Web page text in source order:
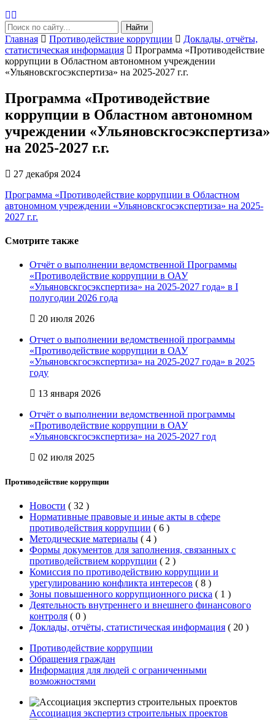
Найти
Главная Противодействие коррупции
Доклады, отчёты,
статистическая информация
Программа «Противодействие
коррупции в Областном автономном учреждении
«Ульяновскгосэкспертиза» на 2025-2027 г.г.
Программа «Противодействие
коррупции в Областном автономном
учреждении «Ульяновскгосэкспертиза»
на 2025-2027 г.г.
27 декабря 2024
Программа «Противодействие коррупции в Областном
автономном учреждении «Ульяновскгосэкспертиза» на 2025-
2027 г.г.
Смотрите также
Отчёт о выполнении ведомственной Программы
«Противодействие коррупции в ОАУ
«Ульяновскгосэкспертиза» на 2025-2027 года» в I
полугодии 2026 года
20 июля 2026
Отчет о выполнении ведомственной программы
«Противодействие коррупции в ОАУ
«Ульяновскгосэкспертиза» на 2025-2027 года» в 2025
году
13 января 2026
Отчёт о выполнении ведомственной программы
«Противодействие коррупции в ОАУ
«Ульяновскгосэкспертиза» на 2025-2027 год
02 июля 2025
Противодействие коррупции
Новости ( 32 )
Нормативные правовые и иные акты в сфере
противодействия коррупции ( 6 )
Методические материалы ( 4 )
Формы документов для заполнения, связанных с
противодействием коррупции ( 2 )
Комиссия по противодействию коррупции и
урегулированию конфликта интересов ( 8 )
Зоны повышенного коррупционного риска ( 1 )
Деятельность внутреннего и внешнего финансового
контроля ( 0 )
Доклады, отчёты, статистическая информация ( 20 )
Противодействие коррупции
Обращения граждан
Информация для людей с ограниченными
возможностями
Ассоциация экспертиз строительных проектов